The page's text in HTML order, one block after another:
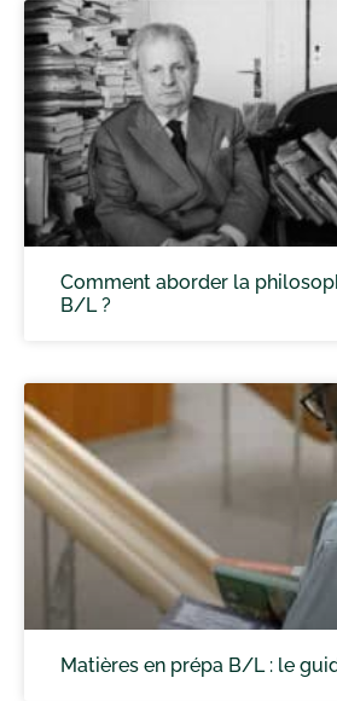
Comment aborder la
B/L ?
Matières en prépa B/L : le